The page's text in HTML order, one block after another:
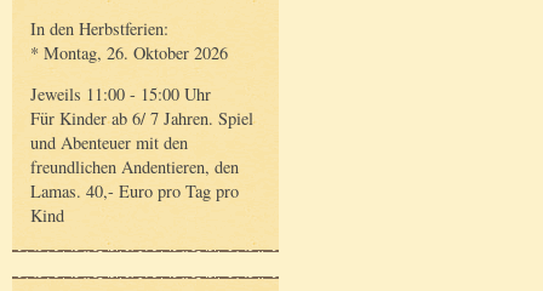
In den Herbstferien:
* Montag, 26. Oktober 2026
Jeweils 11:00 - 15:00 Uhr
Für Kinder ab 6/ 7 Jahren. Spiel
und Abenteuer mit den
freundlichen Andentieren, den
Lamas. 40,- Euro pro Tag pro
Kind